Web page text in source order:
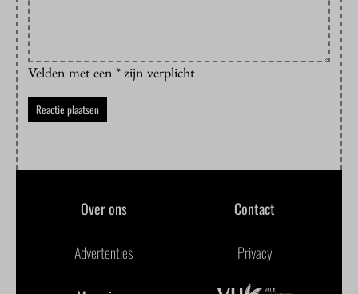
Velden met een * zijn verplicht
Over ons Contact
Advertenties Privacy